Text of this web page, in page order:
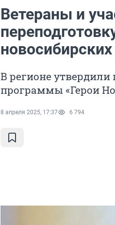
Ветераны и
В регионе
программы «Герои
8 апреля 2025, 17:37 6 794